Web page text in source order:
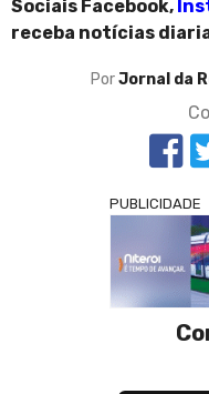
Sociais Facebook,
receba notícias
PorJornal da
PUBLICIDADE